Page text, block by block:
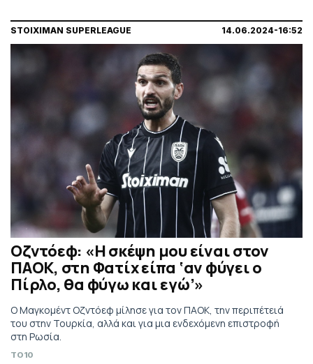
STOIXIMAN SUPERLEAGUE 14.06.2024-16:52
Οζντόεφ: «Η σκέψη μου είναι στον
ΠΑΟΚ, στη Φατίχ είπα ‘αν φύγει ο
Πίρλο, θα φύγω και εγώ’»
Ο Μαγκομέντ Οζντόεφ μίλησε για τον ΠΑΟΚ, την περιπέτειά
του στην Τουρκία, αλλά και για μια ενδεχόμενη επιστροφή
στη Ρωσία.
TO10